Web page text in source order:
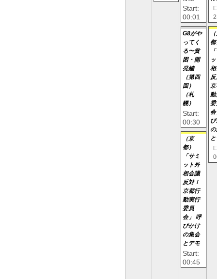
Start:
00:01
G8がや
ってく
る〜貧
困・開
発編
（第四
回）
（札
幌）
Start:
00:30
（京
都）
「サミ
ット外
相会議
反対！
京都行
動実行
委員
会」 呼
びかけ
の集会
とデモ
Start:
00:45
相
委